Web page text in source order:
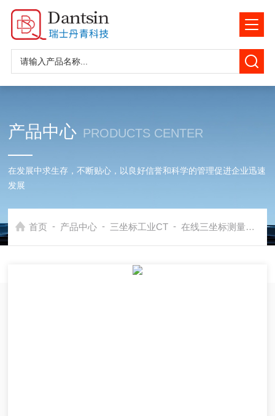
产品中心 PRODUCTS CENTER
在发展中求生存，不断贴心，以良好信誉和科学的管理促进企业迅速
发展
首页 - 产品中心 - 三坐标工业CT - 在线三坐标测量机